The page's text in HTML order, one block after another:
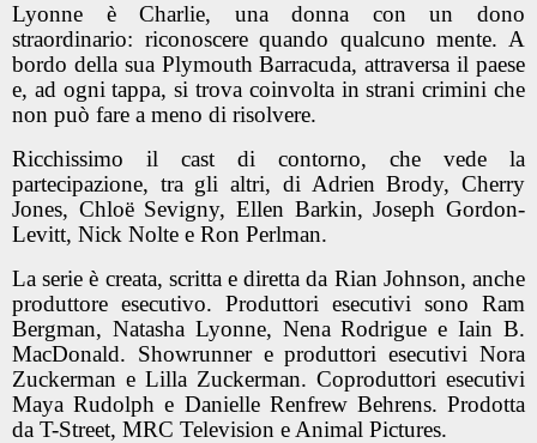
Lyonne è Charlie, una donna con un dono
straordinario: riconoscere quando qualcuno mente. A
bordo della sua Plymouth Barracuda, attraversa il paese
e, ad ogni tappa, si trova coinvolta in strani crimini che
non può fare a meno di risolvere.
Ricchissimo il cast di contorno, che vede la
partecipazione, tra gli altri, di Adrien Brody, Cherry
Jones, Chloë Sevigny, Ellen Barkin, Joseph Gordon-
Levitt, Nick Nolte e Ron Perlman.
La serie è creata, scritta e diretta da Rian Johnson, anche
produttore esecutivo. Produttori esecutivi sono Ram
Bergman, Natasha Lyonne, Nena Rodrigue e Iain B.
MacDonald. Showrunner e produttori esecutivi Nora
Zuckerman e Lilla Zuckerman. Coproduttori esecutivi
Maya Rudolph e Danielle Renfrew Behrens. Prodotta
da T-Street, MRC Television e Animal Pictures.